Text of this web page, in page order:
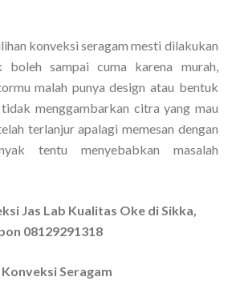
konveksi seragam mesti dilakukan
boleh sampai cuma karena murah,
malah punya design atau bentuk
tidak menggambarkan citra yang mau
terlanjur apalagi memesan dengan
tentu menyebabkan masalah
Jas Lab Kualitas Oke di Sikka,
08129291318
Seragam